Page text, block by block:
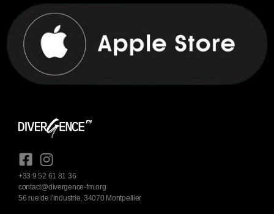
+33 9 52 61 81 36
contact@divergence-fm.org
56 rue de l'industrie, 34070 Montpellier